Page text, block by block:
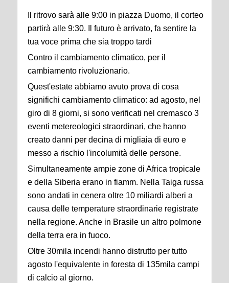
Il ritrovo sarà alle 9:00 in piazza Duomo, il corteo
partirà alle 9:30. Il futuro è arrivato, fa sentire la
tua voce prima che sia troppo tardi
Contro il cambiamento climatico, per il
cambiamento rivoluzionario.
Quest'estate abbiamo avuto prova di cosa
significhi cambiamento climatico: ad agosto, nel
giro di 8 giorni, si sono verificati nel cremasco 3
eventi metereologici straordinari, che hanno
creato danni per decina di migliaia di euro e
messo a rischio l'incolumità delle persone.
Simultaneamente ampie zone di Africa tropicale
e della Siberia erano in fiamm. Nella Taiga russa
sono andati in cenera oltre 10 miliardi alberi a
causa delle temperature straordinarie registrate
nella regione. Anche in Brasile un altro polmone
della terra era in fuoco.
Oltre 30mila incendi hanno distrutto per tutto
agosto l'equivalente in foresta di 135mila campi
di calcio al giorno.